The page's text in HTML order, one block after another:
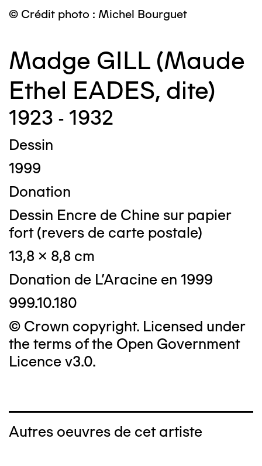
© Crédit photo : Michel Bourguet
Madge GILL (Maude
Ethel EADES, dite)
1923 - 1932
Dessin
1999
Donation
Dessin Encre de Chine sur papier
fort (revers de carte postale)
13,8 x 8,8 cm
Donation de L'Aracine en 1999
999.10.180
© Crown copyright. Licensed under
the terms of the Open Government
Licence v3.0.
Autres oeuvres de cet artiste